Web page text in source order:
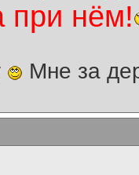
при нём!
Мне за